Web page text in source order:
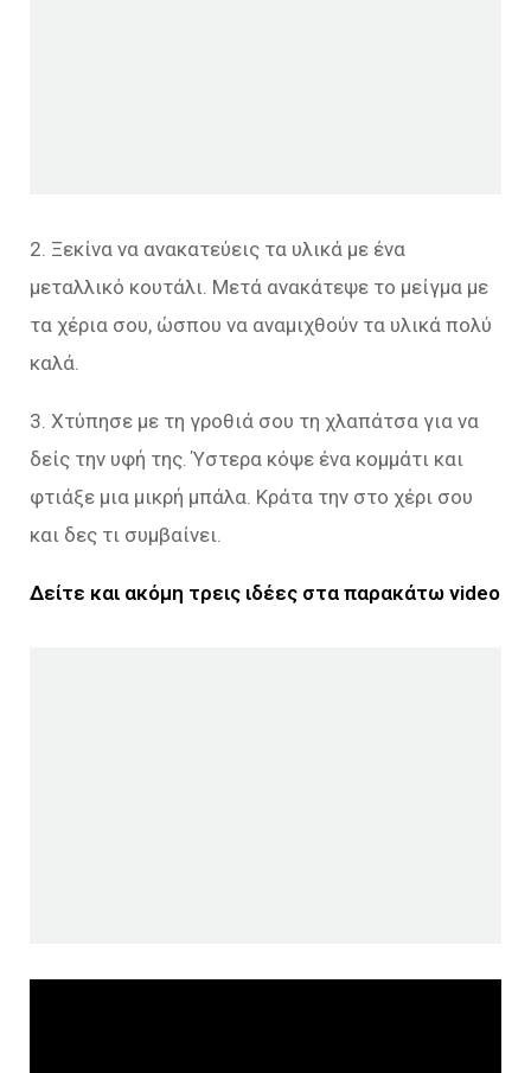
2. Ξεκίνα να ανακατεύεις τα υλικά με ένα
μεταλλικό κουτάλι. Μετά ανακάτεψε το μείγμα με
τα χέρια σου, ώσπου να αναμιχθούν τα υλικά πολύ
καλά.
3. Χτύπησε με τη γροθιά σου τη χλαπάτσα για να
δείς την υφή της. Ύστερα κόψε ένα κομμάτι και
φτιάξε μια μικρή μπάλα. Κράτα την στο χέρι σου
και δες τι συμβαίνει.
Δείτε και ακόμη τρεις ιδέες στα παρακάτω video